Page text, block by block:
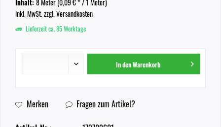
Inhalt: 8 Meter (0,09 €* / 1 Meter)
inkl. MwSt.zzgl. Versandkosten
Lieferzeit ca. 85 Werktage
In denWarenkorb
Merken Fragen zum Artikel?